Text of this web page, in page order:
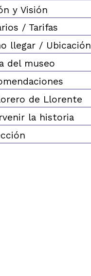
y Visión
/ Tarifas
llegar / Ubicación
del museo
de Llorente
la historia